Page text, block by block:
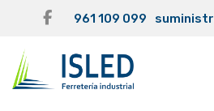
961 109 099